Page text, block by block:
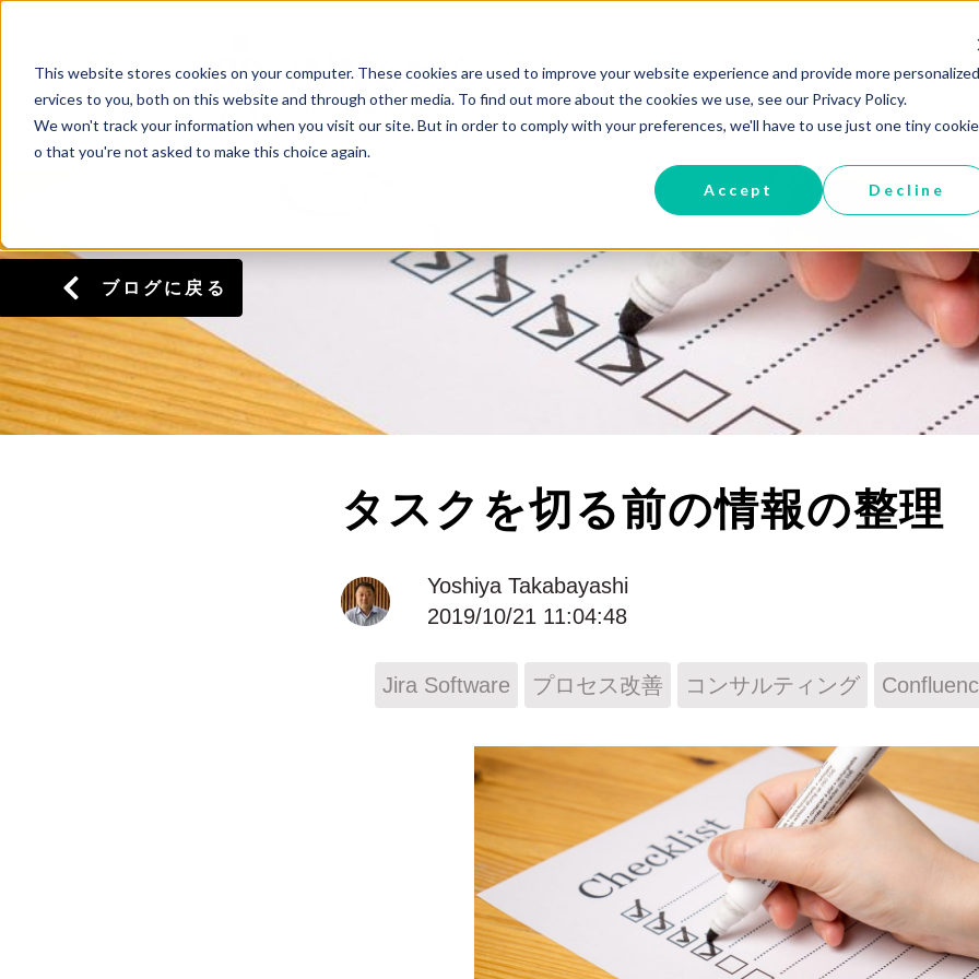
This website stores cookies on your computer. These cookies are used to improve your website experience and provide more
ervices to you, both on this website and through other media. To find out more about the cookies we use, see our Privacy Policy.
We won't track your information when you visit our site. But in order to comply with your preferences, we'll have to use just one tiny
o that you're not asked to make this choice again.
Accept Decline
ブログに戻る
タスクを切る前の情報の整理
Yoshiya Takabayashi
2019/10/21 11:04:48
Jira Software プロセス改善 コンサルティング